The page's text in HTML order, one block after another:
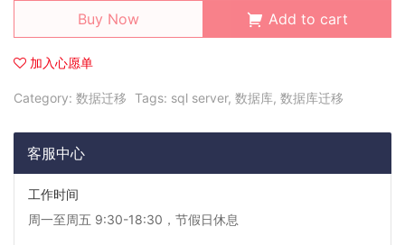
Buy Now Add to cart
加入心愿单
Category: 数据迁移 Tags: sql server, 数据库, 数据库迁移
客服中心
工作时间
周一至周五 9:30-18:30，节假日休息